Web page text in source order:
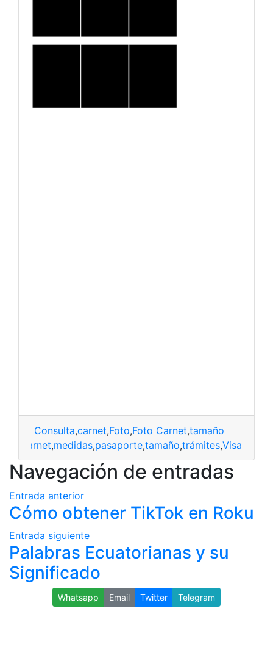
Consulta,carnet,Foto,Foto Carnet,tamaño
carnet,medidas,pasaporte,tamaño,trámites,Visa
Navegación de entradas
Entrada anterior
Cómo obtener TikTok en Roku
Entrada siguiente
Palabras Ecuatorianas y su
Significado
Whatsapp Email Twitter Telegram